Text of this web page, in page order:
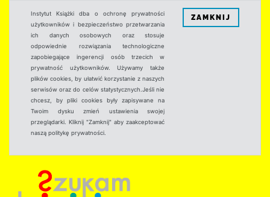
Instytut Książki dba o ochronę prywatności
użytkowników i bezpieczeństwo przetwarzania
ich danych osobowych oraz stosuje
odpowiednie rozwiązania technologiczne
zapobiegające ingerencji osób trzecich w
prywatność użytkowników. Używamy także
plików cookies, by ułatwić korzystanie z naszych
serwisów oraz do celów statystycznych.Jeśli nie
chcesz, by pliki cookies były zapisywane na
Twoim dysku zmień ustawienia swojej
przeglądarki. Kliknij "Zamknij" aby zaakceptować
naszą politykę prywatności.
ZAMKNIJ